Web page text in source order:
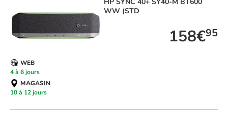
WW (STD
158€95
WEB
4 à 6 jours
MAGASIN
10 à 12 jours